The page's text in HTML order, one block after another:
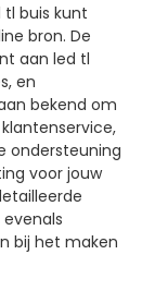
tl buis kunt
bron. De
aan led tl
en
bekend om
ondersteuning
voor jouw
bij het maken